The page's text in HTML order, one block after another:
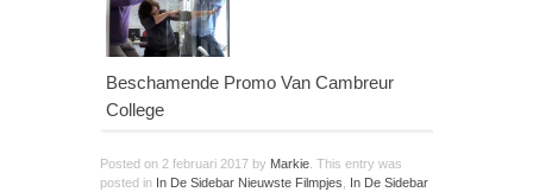
Beschamende Promo Van Cambreur
College
Posted on 2 februari 2017 by Markie . This entry was
posted in In De Sidebar Nieuwste Filmpjes
In De Sidebar